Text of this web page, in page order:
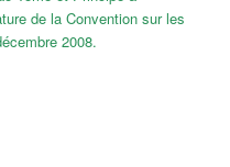
de la Convention sur les
2008.